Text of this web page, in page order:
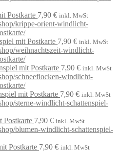
Postkarte 7,90 € inkl. MwSt
mit Postkarte 7,90 € inkl. MwSt
mit Postkarte 7,90 € inkl. MwSt
mit Postkarte 7,90 € inkl. MwSt
Postkarte 7,90 € inkl. MwSt
Postkarte 7,90 € inkl. MwSt